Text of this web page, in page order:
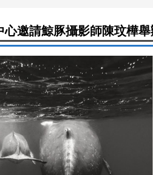
心邀請鯨豚攝影師陳玟樺